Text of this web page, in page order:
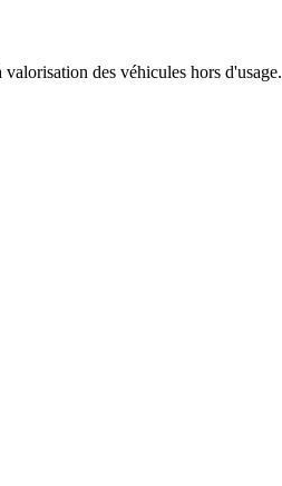
des véhicules hors d'usage.